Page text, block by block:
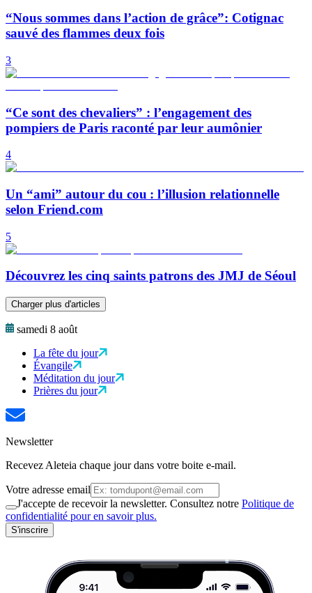
“Nous sommes dans l’action de grâce”: Cotignac
sauvé des flammes deux fois
3
“Ce sont des chevaliers” : l’engagement des
pompiers de Paris raconté par leur aumônier
4
Un “ami” autour du cou : l’illusion relationnelle
selon Friend.com
5
Découvrez les cinq saints patrons des JMJ de Séoul
Charger plus d'articles
samedi 8 août
La fête du jour
Évangile
Méditation du jour
Prières du jour
Newsletter
Recevez Aleteia chaque jour dans votre boite e-mail.
Votre adresse email
J'accepte de recevoir la newsletter. Consultez notre Politique de
confidentialité pour en savoir plus.
S'inscrire